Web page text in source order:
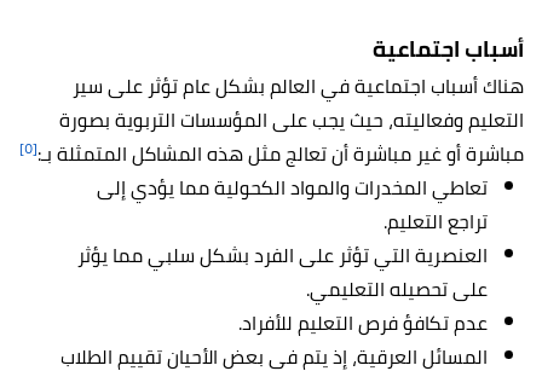
أسباب اجتماعية
هناك أسباب اجتماعية في العالم بشكل عام تؤثر على سير
التعليم وفعاليته، حيث يجب على المؤسسات التربوية بصورة
مباشرة أو غير مباشرة أن تعالج مثل هذه المشاكل المتمثلة بـ:[٥]
تعاطي المخدرات والمواد الكحولية مما يؤدي إلى
تراجع التعليم.
العنصرية التي تؤثر على الفرد بشكل سلبي مما يؤثر
على تحصيله التعليمي.
عدم تكافؤ فرص التعليم للأفراد.
المسائل العرقية، إذ يتم في بعض الأحيان تقييم الطلاب